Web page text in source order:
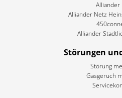
Alliander
Alliander Netz
Alliander
Störungen
Störung
Gasgeruch